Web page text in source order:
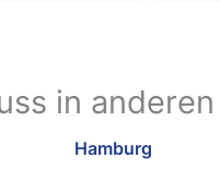
in
Hamburg